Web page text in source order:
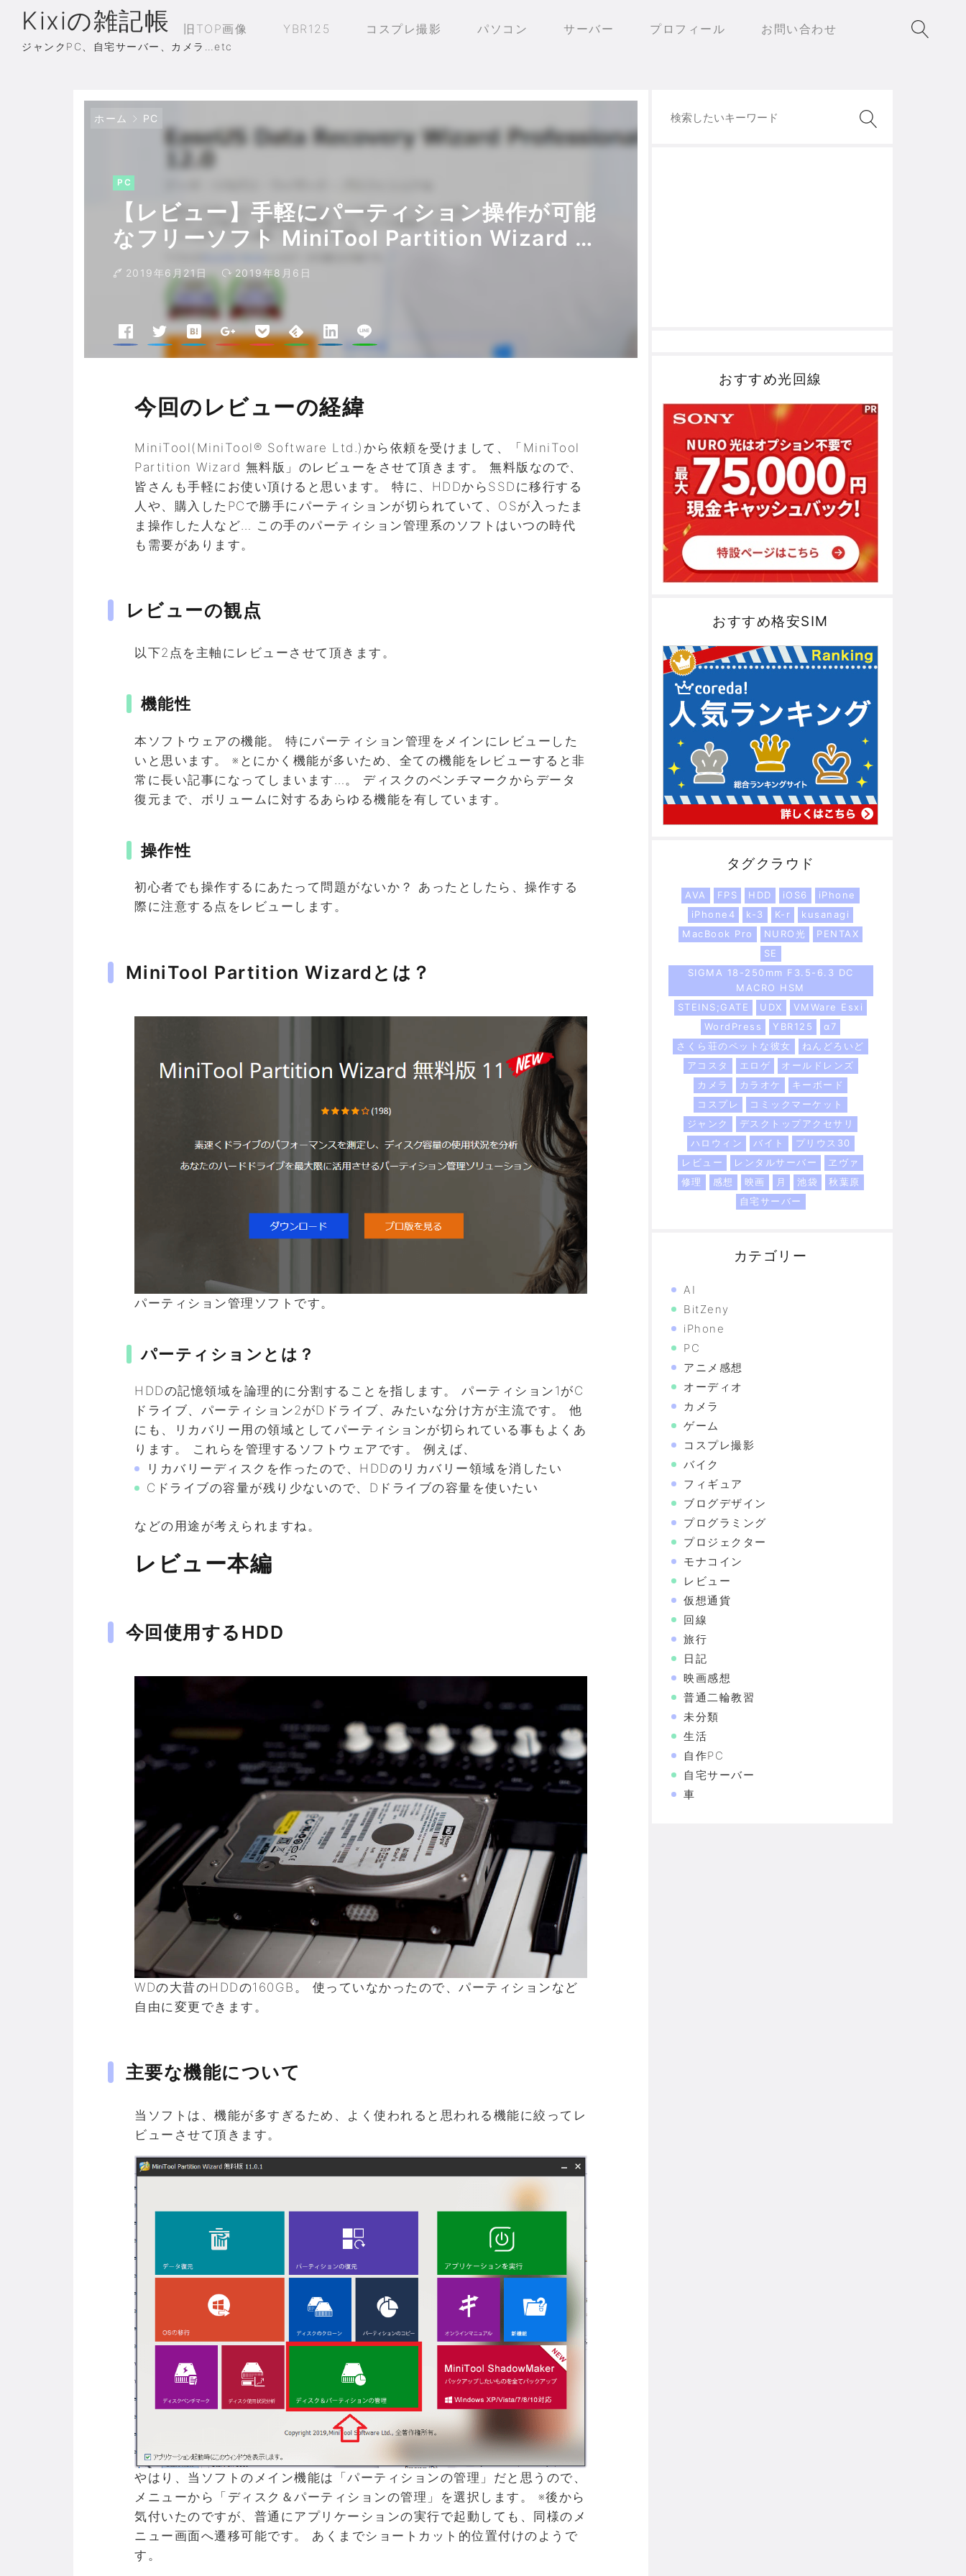
Kixiの雑記帳
ジャンクPC、自宅サーバー、カメラ…etc
旧TOP画像 YBR125 コスプレ撮影 パソコン サーバー プロフィール お問い合わせ
ホーム PC
PC
【レビュー】手軽にパーティション操作が可能
なフリーソフト MiniTool Partition Wizard 無
料版 11
2019年6月21日 2019年8月6日
今回のレビューの経緯
MiniTool(MiniTool® Software Ltd.)から依頼を受けまして、「MiniTool
Partition Wizard 無料版」のレビューをさせて頂きます。 無料版なので、
皆さんも手軽にお使い頂けると思います。 特に、HDDからSSDに移行する
人や、購入したPCで勝手にパーティションが切られていて、OSが入ったま
ま操作した人など… この手のパーティション管理系のソフトはいつの時代
も需要があります。
レビューの観点
以下2点を主軸にレビューさせて頂きます。
機能性
本ソフトウェアの機能。 特にパーティション管理をメインにレビューした
いと思います。 ※とにかく機能が多いため、全ての機能をレビューすると非
常に長い記事になってしまいます…。 ディスクのベンチマークからデータ
復元まで、ボリュームに対するあらゆる機能を有しています。
操作性
初心者でも操作するにあたって問題がないか？ あったとしたら、操作する
際に注意する点をレビューします。
MiniTool Partition Wizardとは？
パーティション管理ソフトです。
パーティションとは？
HDDの記憶領域を論理的に分割することを指します。 パーティション1がC
ドライブ、パーティション2がDドライブ、みたいな分け方が主流です。 他
にも、リカバリー用の領域としてパーティションが切られている事もよくあ
ります。 これらを管理するソフトウェアです。 例えば、
リカバリーディスクを作ったので、HDDのリカバリー領域を消したい
Cドライブの容量が残り少ないので、Dドライブの容量を使いたい
などの用途が考えられますね。
レビュー本編
今回使用するHDD
WDの大昔のHDDの160GB。 使っていなかったので、パーティションなど
自由に変更できます。
主要な機能について
当ソフトは、機能が多すぎるため、よく使われると思われる機能に絞ってレ
ビューさせて頂きます。
やはり、当ソフトのメイン機能は「パーティションの管理」だと思うので、
メニューから「ディスク＆パーティションの管理」を選択します。 ※後から
気付いたのですが、普通にアプリケーションの実行で起動しても、同様のメ
ニュー画面へ遷移可能です。 あくまでショートカット的位置付けのようで
す。
おすすめ光回線
おすすめ格安SIM
タグクラウド
AVA FPS HDD iOS6
iPhone
iPhone4
k-3 K-r
kusanagi
MacBook Pro
NURO光
PENTAX
SE
SIGMA 18-250mm F3.5-6.3 DC
MACRO HSM
STEINS;GATE
UDX
VMWare Esxi
WordPress
YBR125
α7
さくら荘のペットな彼女
ねんどろいど
アコスタ
エロゲ
オールドレンズ
カメラ
カラオケ
キーボード
コスプレ
コミックマーケット
ジャンク
デスクトップアクセサリ
ハロウィン
バイト
プリウス30
レビュー
レンタルサーバー
ヱヴァ
修理
感想 映画 月 池袋
秋葉原
自宅サーバー
カテゴリー
AI
BitZeny
iPhone
PC
アニメ感想
オーディオ
カメラ
ゲーム
コスプレ撮影
バイク
フィギュア
ブログデザイン
プログラミング
プロジェクター
モナコイン
レビュー
仮想通貨
回線
旅行
日記
映画感想
普通二輪教習
未分類
生活
自作PC
自宅サーバー
車